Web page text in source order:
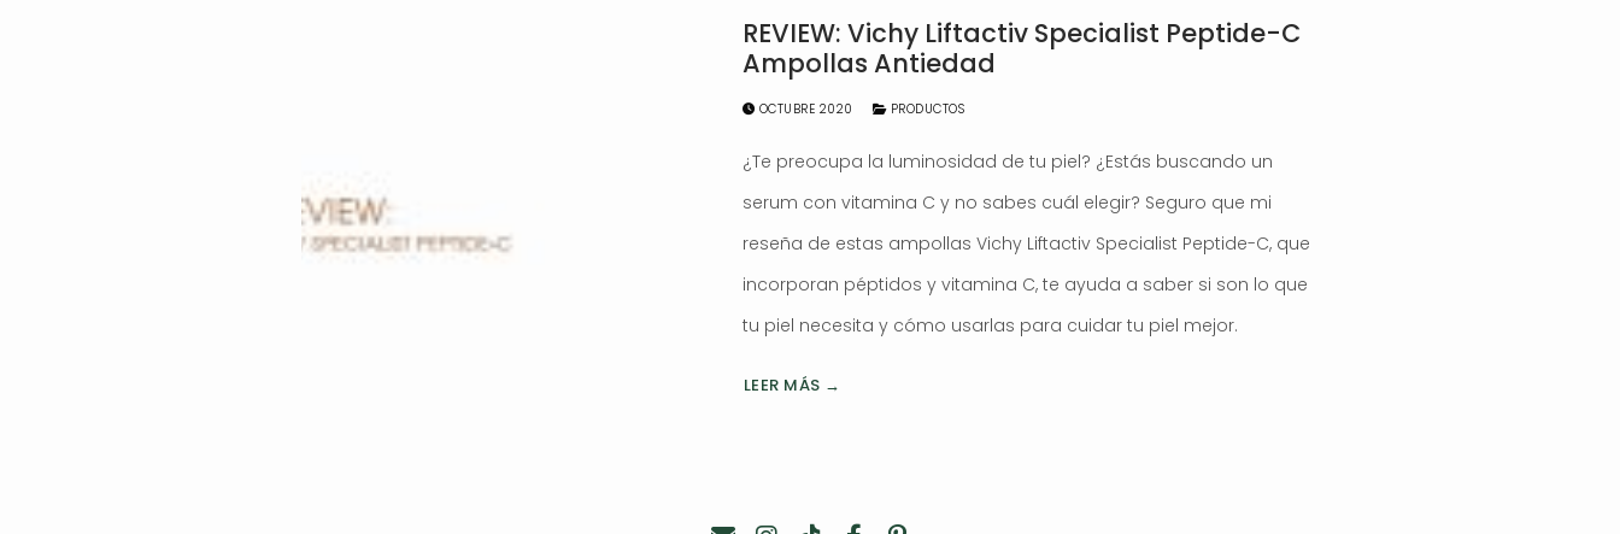
REVIEW: Vichy Liftactiv Specialist Peptide-C
Ampollas Antiedad
OCTUBRE 2020 PRODUCTOS
¿Te preocupa la luminosidad de tu piel? ¿Estás buscando un
serum con vitamina C y no sabes cuál elegir? Seguro que mi
reseña de estas ampollas Vichy Liftactiv Specialist Peptide-C, que
incorporan péptidos y vitamina C, te ayuda a saber si son lo que
tu piel necesita y cómo usarlas para cuidar tu piel mejor.
LEER MÁS →